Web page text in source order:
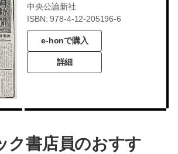
中央公論新社
ISBN: 978-4-12-205196-6
e-honで購入
詳細
ク書店員のおすす